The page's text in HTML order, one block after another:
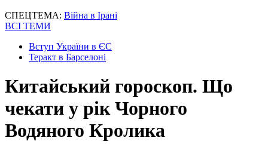
СПЕЦТЕМА: Війна в Ірані
ВСІ ТЕМИ
Вступ України в ЄС
Теракт в Барселоні
Китайський гороскоп. Що
чекати у рік Чорного
Водяного Кролика